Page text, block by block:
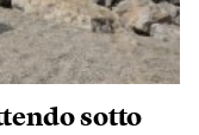
sotto